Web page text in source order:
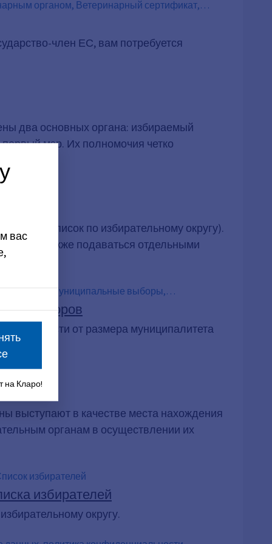
органом, Ветеринарный сертификат,
член ЕС, вам потребуется
два основных органа: избираемый
мэр. Их полномочия четко
или список по избирательному округу).
могут также подаваться отдельными
совета, Муниципальные выборы,
выборов
от размера муниципалитета
выступают в качестве места нахождения
органам в осуществлении их
избирателей
избирателей
округу.
вас
на Кларо!